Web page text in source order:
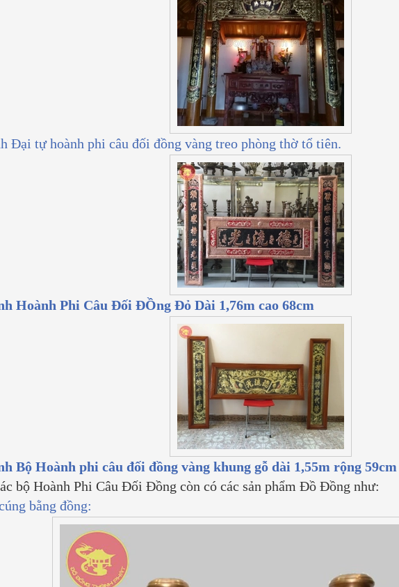
Đại tự hoành phi câu đối đồng vàng treo phòng thờ tổ tiên.
Hoành Phi Câu Đối ĐỒng Đỏ Dài 1,76m cao 68cm
Bộ Hoành phi câu đối đồng vàng khung gỗ dài 1,55m rộng 59cm
bộ Hoành Phi Câu Đối Đồng còn có các sản phẩm Đồ Đồng như:
bằng đồng: